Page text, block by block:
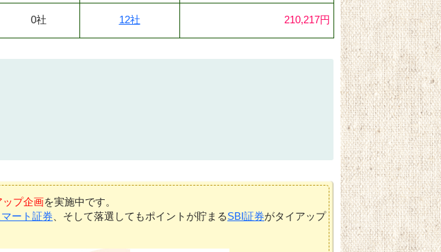
0社 12社 210,217円
ップ企画を実施中です。
ート証券 、そして落選してもポイントが貯まるSBI証券がタイアップ